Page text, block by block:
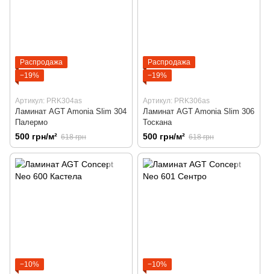
Распродажа
−19%
Артикул: PRK304as
Ламинат AGT Amonia Slim 304
Палермо
500 грн/м² 618 грн
Распродажа
−19%
Артикул: PRK306as
Ламинат AGT Amonia Slim 306
Тоскана
500 грн/м² 618 грн
−10% −10%